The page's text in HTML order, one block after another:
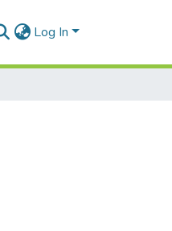
Log In